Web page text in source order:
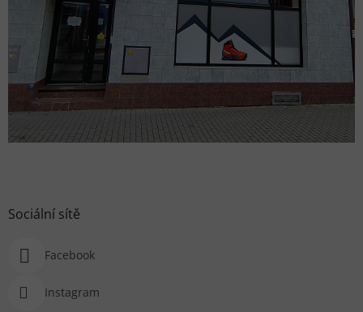
Sociální sítě
Facebook
Instagram